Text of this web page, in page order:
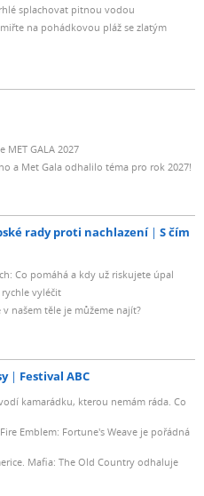
splachovat pitnou vodou
na pohádkovou pláž se zlatým
MET GALA 2027
a Met Gala odhalilo téma pro rok 2027!
rady proti nachlazení
S čím
Co pomáhá a kdy už riskujete úpal
rychle vyléčit
našem těle je můžeme najít?
Festival ABC
kamarádku, kterou nemám ráda. Co
Emblem: Fortune's Weave je pořádná
Mafia: The Old Country odhaluje